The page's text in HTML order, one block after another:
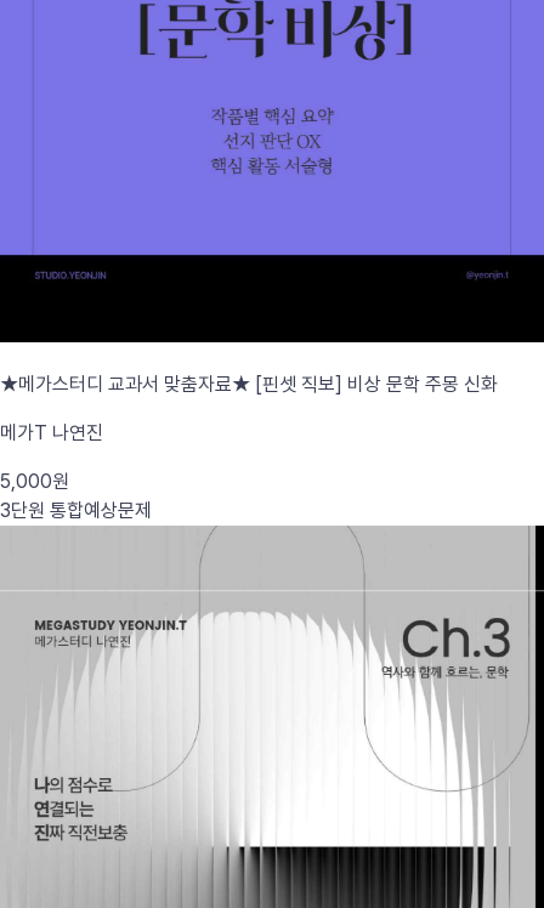
★메가스터디 교과서 맞춤자료★ [핀셋 직보] 비상 문학 주몽 신화
메가T 나연진
5,000원
3단원 통합예상문제